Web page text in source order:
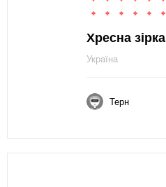
Хресна зірка
Україна
Терн